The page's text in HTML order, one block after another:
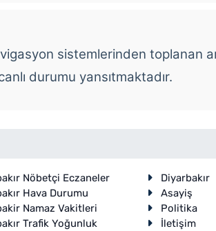
sistemlerinden toplanan
durumu yansıtmaktadır.
Nöbetçi Eczaneler
Hava Durumu
Namaz Vakitleri
Trafik Yoğunluk
Diyarbakır
Asayiş
Politika
İletişim